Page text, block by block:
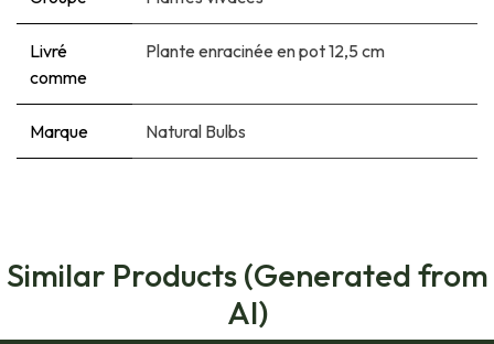
Livré
comme
Plante enracinée en pot 12,5 cm
Marque Natural Bulbs
Similar Products (Generated from
AI)